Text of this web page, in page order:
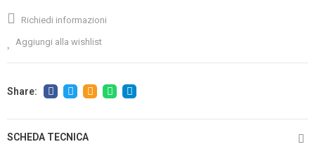
Richiedi informazioni
Aggiungi alla wishlist
SCHEDA TECNICA